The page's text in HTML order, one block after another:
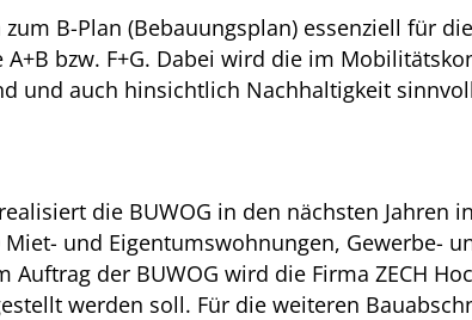
B-Plan (Bebauungsplan) essenziell für
bzw. F+G. Dabei wird die im
und auch hinsichtlich Nachhaltigkeit
die BUWOG in den nächsten Jahren
und Eigentumswohnungen, Gewerbe-
der BUWOG wird die Firma ZECH
werden soll. Für die weiteren